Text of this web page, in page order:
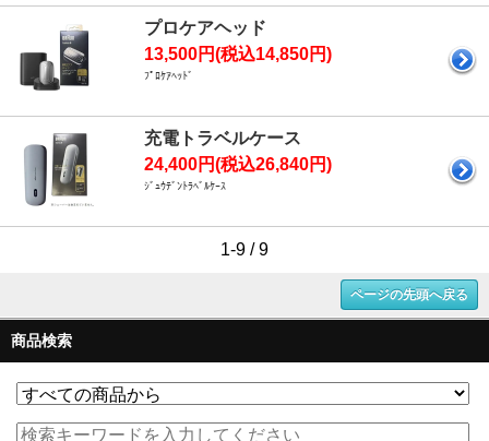
プロケアヘッド
13,500円(税込14,850円)
ﾌﾟﾛｹｱﾍｯﾄﾞ
充電トラベルケース
24,400円(税込26,840円)
ｼﾞｭｳﾃﾞﾝﾄﾗﾍﾞﾙｹｰｽ
1-9 / 9
ページの先頭へ戻る
商品検索